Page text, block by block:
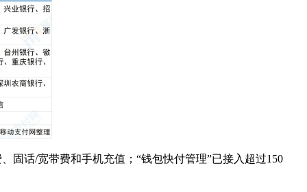
固话/宽带费和手机充值；“钱包快付管理”已接入超过150